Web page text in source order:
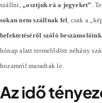
szállni,„osztjuk rá a jegyeket” .
sokan nem szállnak fel , csak a
befektetéséről szóló
hónap alatt termelődött néhány
hozamról maradtak le.
Az idő